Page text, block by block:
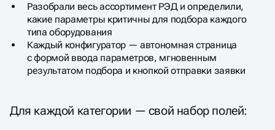
Разобрали весь ассортимент РЭД и определили,
какие параметры критичны для подбора каждого
типа оборудования
Каждый конфигуратор — автономная страница
с формой ввода параметров, мгновенным
результатом подбора и кнопкой отправки заявки
Для каждой категории — свой набор полей: